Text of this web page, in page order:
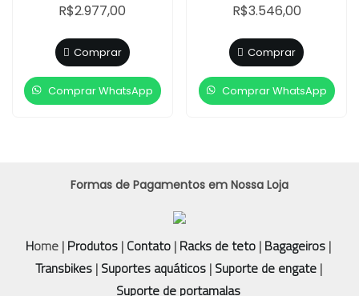
R$2.977,00
Comprar
Comprar WhatsApp
R$3.546,00
Comprar
Comprar WhatsApp
Formas de Pagamentos em Nossa Loja
Home |Produtos|Contato|Racks de teto|Bagageiros|
Transbikes|Suportes aquáticos|Suporte de engate|
Suporte de portamalas